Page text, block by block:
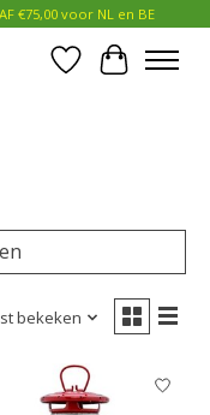
€75,00 voor NL en BE
Verlanglijst
bekeken